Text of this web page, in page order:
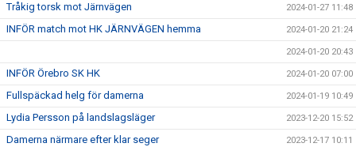
Tråkig torsk mot Järnvägen 2024-01-27 11:48
INFÖR match mot HK JÄRNVÄGEN hemma 2024-01-20 21:24
2024-01-20 20:43
INFÖR Örebro SK HK 2024-01-20 07:00
Fullspäckad helg för damerna 2024-01-19 10:49
Lydia Persson på landslagsläger 2023-12-20 15:52
Damerna närmare efter klar seger 2023-12-17 10:11